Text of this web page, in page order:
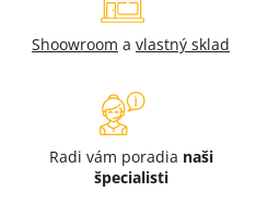
Shoowroom a vlastný sklad
Radi vám poradia naši
špecialisti